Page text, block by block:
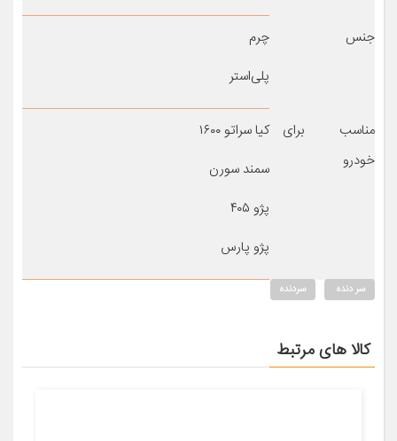
جنس
چرم
پلی‌استر
مناسب برای
خودرو
کیا سراتو ۱۶۰۰
سمند سورن
پژو ۴۰۵
پژو پارس
سر دنده سردنده
کالا های مرتبط